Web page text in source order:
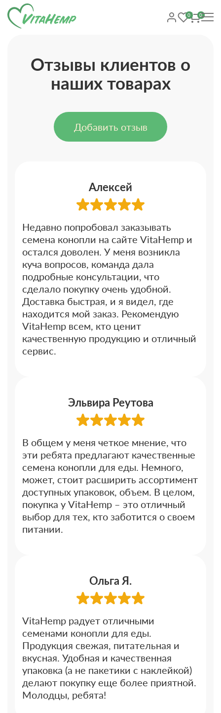
0 0
Отзывы клиентов о
наших товарах
Добавить отзыв
Алексей
Недавно попробовал заказывать
семена конопли на сайте VitaHemp и
остался доволен. У меня возникла
куча вопросов, команда дала
подробные консультации, что
сделало покупку очень удобной.
Доставка быстрая, и я видел, где
находится мой заказ. Рекомендую
VitaHemp всем, кто ценит
качественную продукцию и отличный
сервис.
Эльвира Реутова
В общем у меня четкое мнение, что
эти ребята предлагают качественные
семена конопли для еды. Немного,
может, стоит расширить ассортимент
доступных упаковок, объем. В целом,
покупка у VitaHemp – это отличный
выбор для тех, кто заботится о своем
питании.
Ольга Я.
VitaHemp радует отличными
семенами конопли для еды.
Продукция свежая, питательная и
вкусная. Удобная и качественная
упаковка (а не пакетики с наклейкой)
делают покупку еще более приятной.
Молодцы, ребята!